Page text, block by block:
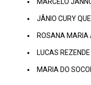
JÂNIO CURY
ROSANA MARIA
LUCAS
MARIA DO